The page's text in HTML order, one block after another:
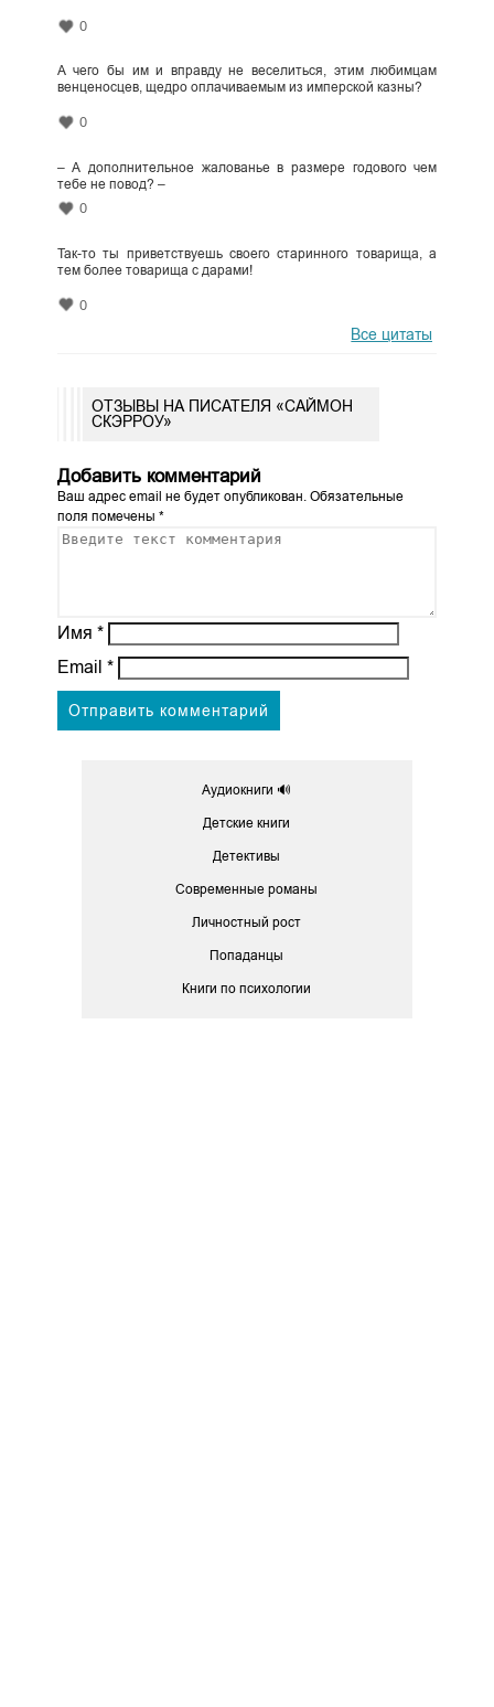
0
А чего бы им и вправду не веселиться, этим любимцам
венценосцев, щедро оплачиваемым из имперской казны?
0
– А дополнительное жалованье в размере годового чем
тебе не повод? –
0
Так-то ты приветствуешь своего старинного товарища, а
тем более товарища с дарами!
0
Все цитаты
ОТЗЫВЫ НА ПИСАТЕЛЯ «САЙМОН
СКЭРРОУ»
Добавить комментарий
Ваш адрес email не будет опубликован. Обязательные
поля помечены *
Имя *
Email *
Аудиокниги 🔊
Детские книги
Детективы
Современные романы
Личностный рост
Попаданцы
Книги по психологии